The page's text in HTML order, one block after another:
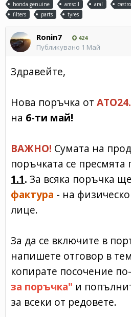
honda genuine
amsoil aral
filters
parts tyres
Ronin7 424
Публикувано 1 Май
Здравейте,
Нова поръчка от
на 6-ти май!
ВАЖНО! Сумата на
поръчката се
1.1. За всяка поръчка
фактура - на
лице.
За да се включите в
напишете отговор в
копирате посочение
за поръчка" и
за всеки от редовете.